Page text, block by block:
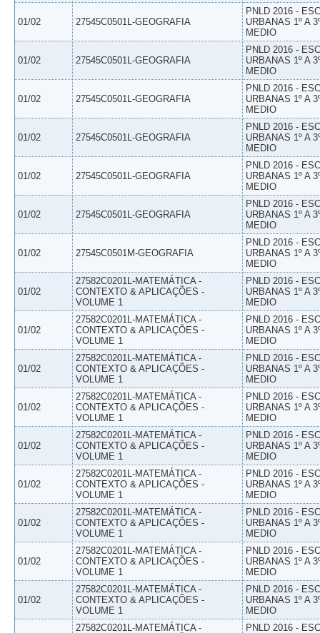
01/02 27545C0501L-GEOGRAFIA
PNLD 2016 -
URBANAS 1º A
MEDIO
01/02 27545C0501L-GEOGRAFIA
PNLD 2016 -
URBANAS 1º A
MEDIO
01/02 27545C0501L-GEOGRAFIA
PNLD 2016 -
URBANAS 1º A
MEDIO
01/02 27545C0501L-GEOGRAFIA
PNLD 2016 -
URBANAS 1º A
MEDIO
01/02 27545C0501L-GEOGRAFIA
PNLD 2016 -
URBANAS 1º A
MEDIO
01/02 27545C0501L-GEOGRAFIA
PNLD 2016 -
URBANAS 1º A
MEDIO
01/02 27545C0501M-GEOGRAFIA
PNLD 2016 -
URBANAS 1º A
MEDIO
01/02
27582C0201L-MATEMÁTICA -
CONTEXTO & APLICAÇÕES -
VOLUME 1
PNLD 2016 -
URBANAS 1º A
MEDIO
01/02
27582C0201L-MATEMÁTICA -
CONTEXTO & APLICAÇÕES -
VOLUME 1
PNLD 2016 -
URBANAS 1º A
MEDIO
01/02
27582C0201L-MATEMÁTICA -
CONTEXTO & APLICAÇÕES -
VOLUME 1
PNLD 2016 -
URBANAS 1º A
MEDIO
01/02
27582C0201L-MATEMÁTICA -
CONTEXTO & APLICAÇÕES -
VOLUME 1
PNLD 2016 -
URBANAS 1º A
MEDIO
01/02
27582C0201L-MATEMÁTICA -
CONTEXTO & APLICAÇÕES -
VOLUME 1
PNLD 2016 -
URBANAS 1º A
MEDIO
01/02
27582C0201L-MATEMÁTICA -
CONTEXTO & APLICAÇÕES -
VOLUME 1
PNLD 2016 -
URBANAS 1º A
MEDIO
01/02
27582C0201L-MATEMÁTICA -
CONTEXTO & APLICAÇÕES -
VOLUME 1
PNLD 2016 -
URBANAS 1º A
MEDIO
01/02
27582C0201L-MATEMÁTICA -
CONTEXTO & APLICAÇÕES -
VOLUME 1
PNLD 2016 -
URBANAS 1º A
MEDIO
01/02
27582C0201L-MATEMÁTICA -
CONTEXTO & APLICAÇÕES -
VOLUME 1
PNLD 2016 -
URBANAS 1º A
MEDIO
27582C0201L-MATEMÁTICA -
PNLD 2016 -